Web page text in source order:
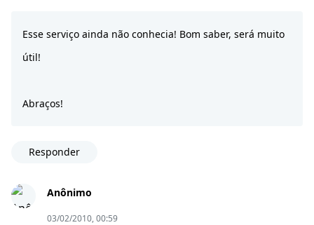
Esse serviço ainda não conhecia! Bom saber, será muito
útil!
Abraços!
Responder
Anônimo
03/02/2010, 00:59